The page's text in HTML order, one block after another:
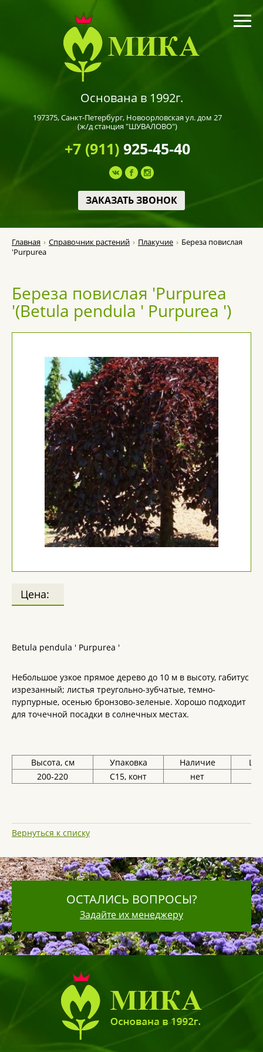
Основана в 1992г.
197375,Санкт-Петербург, Новоорловская ул. дом 27
(ж/д станция "ШУВАЛОВО")
+7 (911)925-45-40
ЗАКАЗАТЬ ЗВОНОК
Главная Справочник растений Плакучие
Береза повислая
'Purpurea
Береза повислая 'Purpurea
'(Betula pendula ' Purpurea ')
Цена:
Betula pendula ' Purpurea '
Небольшое узкое прямое дерево до 10 м в высоту, габитус
изрезанный; листья треугольно-зубчатые, темно-
пурпурные, осенью бронзово-зеленые. Хорошо подходит
для точечной посадки в солнечных местах.
Высота, см Упаковка Наличие
200-220
С15, конт нет
Вернуться к списку
ОСТАЛИСЬ ВОПРОСЫ?
Задайте их менеджеру